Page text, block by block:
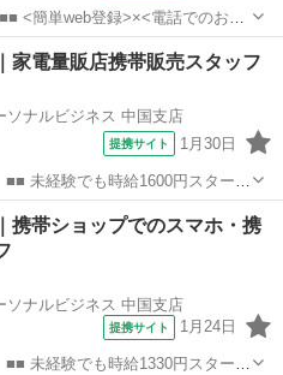
<簡単web登録>×<電話でのお仕
能です♪ 基本情報を入力したら
、ラウンダー、事務のお仕事も
家電量販店携帯販売スタッフ
ソナルビジネス 中国支店
提携サイト 1月30日
未経験でも時給1600円スタート
もあるので、ゆくゆくは社員に
話登携帯ショップでのスマホ・携
ソナルビジネス 中国支店
提携サイト 1月24日
未経験でも時給1330円スタート